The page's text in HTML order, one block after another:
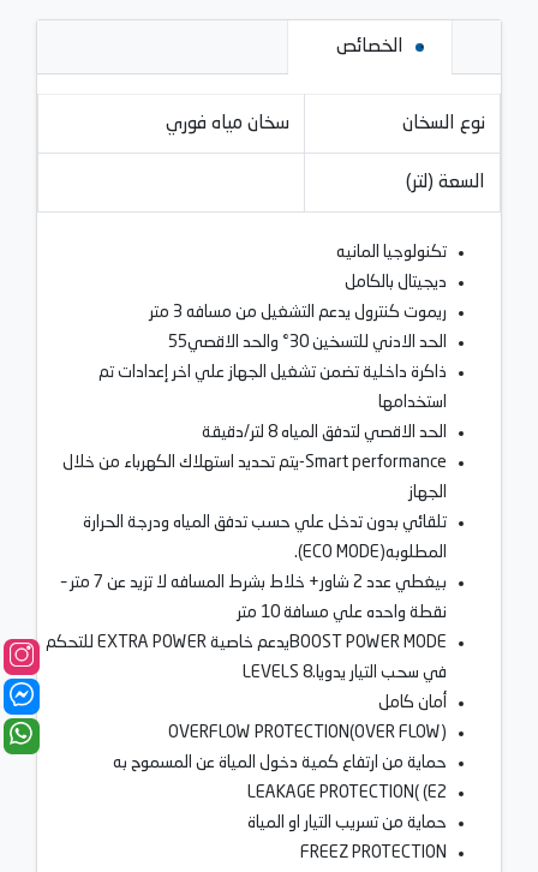
الخصائص
نوع السخان سخان مياه فوري
السعة (لتر)
تكنولوجيا المانيه
ديجيتال بالكامل
ريموت كنترول يدعم التشغيل من مسافه 3 متر
الحد الادني للتسخين 30° والحد الاقصي55
ذاكرة داخلية تضمن تشغيل الجهاز علي اخر إعدادات تم
استخدامها
الحد الاقصي لتدفق المياه 8 لتر/دقيقة
Smart performance-يتم تحديد استهلاك الكهرباء من خلال
الجهاز
تلقائي بدون تدخل علي حسب تدفق المياه ودرجة الحرارة
المطلوبه(ECO MODE).
بيغطي عدد 2 شاور+ خلاط بشرط المسافه لا تزيد عن 7 متر –
نقطة واحده علي مسافة 10 متر
BOOST POWER MODEيدعم خاصية EXTRA POWER للتحكم
في سحب التيار يدويا.8 LEVELS
أمان كامل
OVERFLOW PROTECTION(OVER FLOW)
حماية من ارتفاع كمية دخول المياة عن المسموح به
LEAKAGE PROTECTION( (E2
حماية من تسريب التيار او المياة
FREEZ PROTECTION